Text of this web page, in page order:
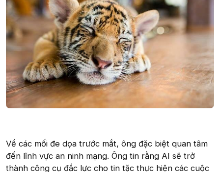
Về các mối đe dọa trước mắt, ông đặc biệt quan tâm
đến lĩnh vực an ninh mạng. Ông tin rằng AI sẽ trở
thành công cụ đắc lực cho tin tặc thực hiện các cuộc